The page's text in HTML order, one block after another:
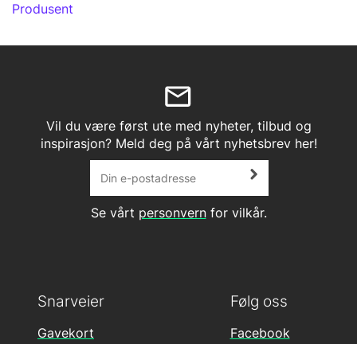
Produsent
Vil du være først ute med nyheter, tilbud og
inspirasjon? Meld deg på vårt nyhetsbrev her!
Se vårt personvernfor vilkår.
Følg oss
Facebook
Snarveier
Gavekort